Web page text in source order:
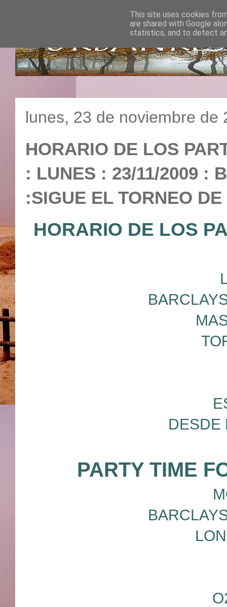
lunes, 23 de noviembre de
HORARIO DE LOS
: LUNES : 23/11/2009 :
:SIGUE EL TORNEO
HORARIO DE LOS
DESDE
PARTY TIME
This site uses cookies
are shared with Google
statistics, and to detect